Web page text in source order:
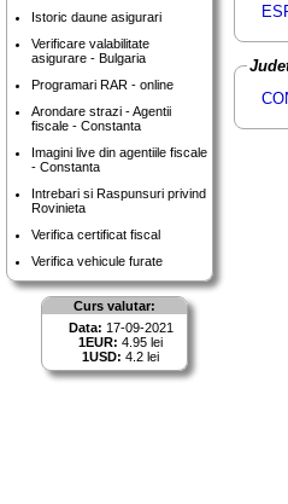
Istoric daune asigurari
Verificare valabilitate
asigurare - Bulgaria
Programari RAR - online
Arondare strazi - Agentii
fiscale - Constanta
Imagini live din agentiile fiscale
- Constanta
Intrebari si Raspunsuri privind
Rovinieta
Verifica certificat fiscal
Verifica vehicule furate
Curs valutar:
Data: 17-09-2021
1EUR: 4.95 lei
1USD: 4.2 lei